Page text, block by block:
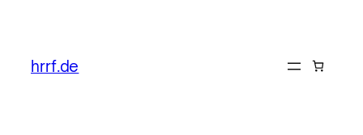
springen
hrrf.de